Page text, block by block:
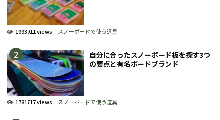
1993911 views スノーボードで使う道具
自分に合ったスノーボード板を探す3つ
の要点と有名ボードブランド
1781717 views スノーボードで使う道具